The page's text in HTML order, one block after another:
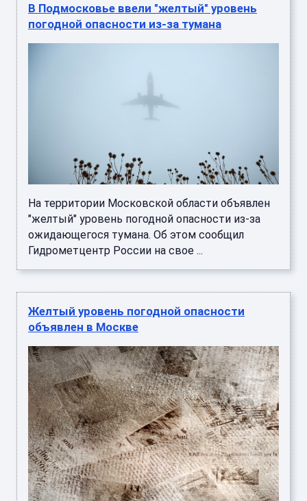
В Подмосковье ввели "желтый" уровень
погодной опасности из-за тумана
На территории Московской области объявлен
"желтый" уровень погодной опасности из-за
ожидающегося тумана. Об этом сообщил
Гидрометцентр России на свое ...
Желтый уровень погодной опасности
объявлен в Москве